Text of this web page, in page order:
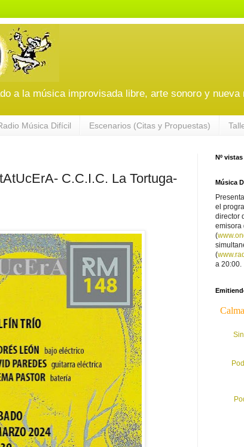
a la música improvisada libre, arte sonoro y nueva
Música Difícil Escenarios (Citas y Propuestas)
C.C.I.C. La Tortuga-
Nº
Música
el
director
emisora
(
(
a 20:00.